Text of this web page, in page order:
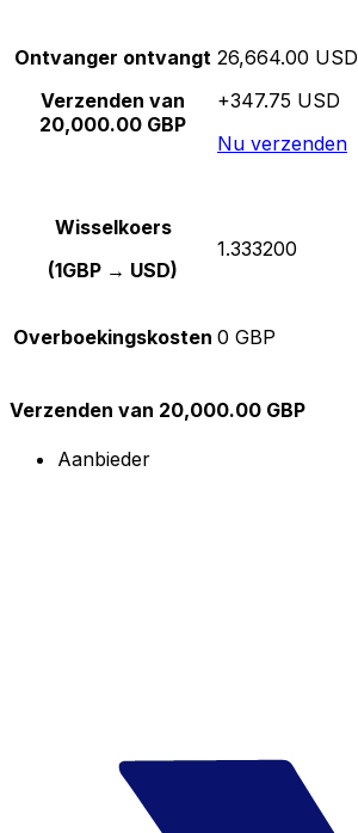
Ontvanger ontvangt
Verzenden van
20,000.00 GBP
26,664.00 USD
+347.75 USD
Nu verzenden
Wisselkoers
(1GBP → USD)
1.333200
Overboekingskosten 0 GBP
Verzenden van 20,000.00 GBP
Aanbieder